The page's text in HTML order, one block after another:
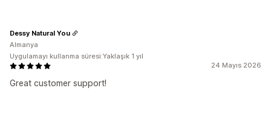
24 Mayıs 2026
Great customer support!
Dessy Natural You
Almanya
Uygulamayı kullanma süresi:Yaklaşık 1 yıl